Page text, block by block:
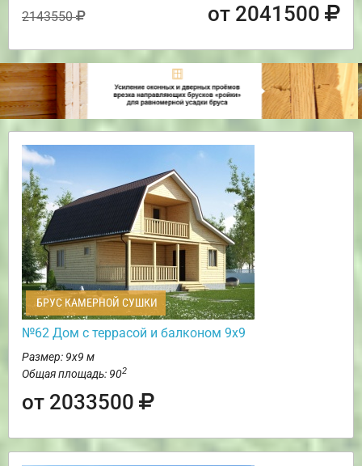
2143550 от 2041500
БРУС КАМЕРНОЙ СУШКИ
№62 Дом c террасой и балконом 9х9
Размер: 9х9 м
Общая площадь: 902
от 2033500